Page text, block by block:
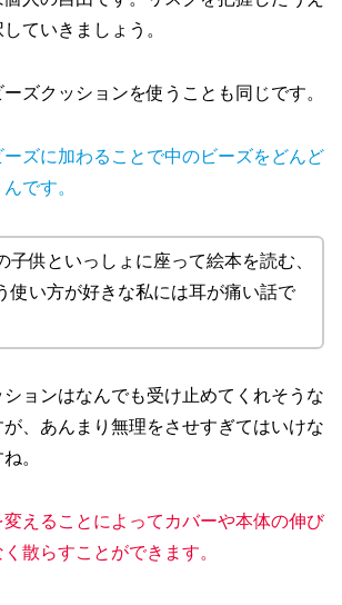
ていきましょう。
ズクッションを使うことも同じです。
ズに加わることで中のビーズをどんど
です。
子供といっしょに座って絵本を読む、
使い方が好きな私には耳が痛い話で
ョンはなんでも受け止めてくれそうな
、あんまり無理をさせすぎてはいけな
。
変えることによってカバーや本体の伸び
散らすことができます。